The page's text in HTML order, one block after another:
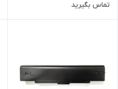
لپ تاپ Sony VAIO VPCEG
تماس بگیرید